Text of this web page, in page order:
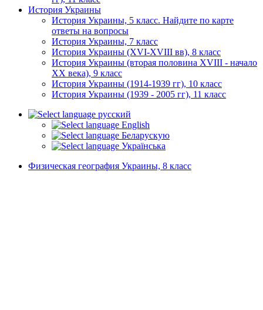
История Украины
История Украины, 5 класс. Найдите по карте
ответы на вопросы
История Украины, 7 класс
История Украины (XVI-XVIII вв), 8 класс
История Украины (вторая половина XVIII - начало
XX века), 9 класс
История Украины (1914-1939 гг), 10 класс
История Украины (1939 - 2005 гг), 11 класс
русский
English
Беларускую
Українська
Физическая география Украины, 8 класс